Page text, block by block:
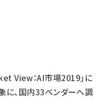
View：AI市場2019」に
に、国内33ベンダーへ調